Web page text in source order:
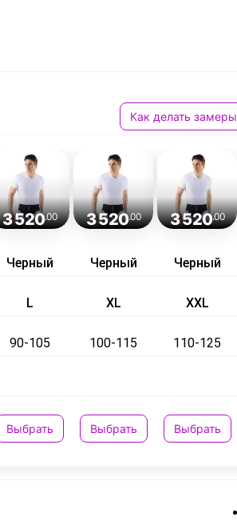
Как делать замеры
3 520.00
Черный
L
90-105
Выбрать
3 520.00
Черный
XL
100-115
Выбрать
3 520.00
Черный
XXL
110-125
Выбрать